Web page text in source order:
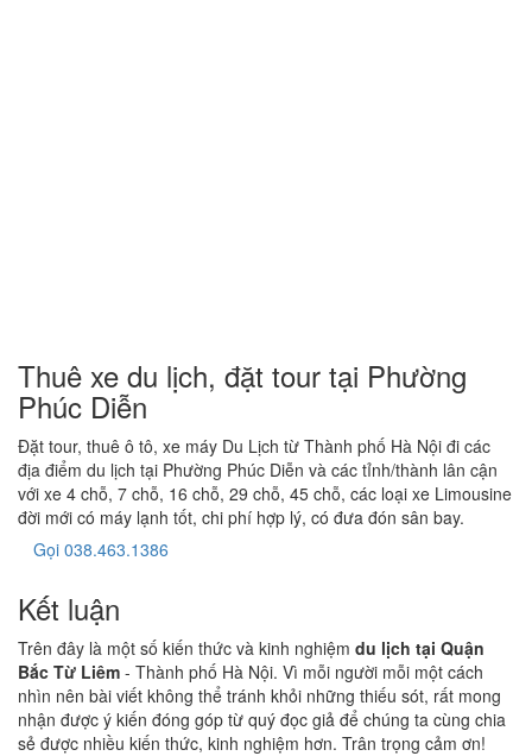
Thuê xe du lịch, đặt tour tại Phường
Phúc Diễn
Đặt tour, thuê ô tô, xe máy Du Lịch từ Thành phố Hà Nội đi các
địa điểm du lịch tại Phường Phúc Diễn và các tỉnh/thành lân cận
với xe 4 chỗ, 7 chỗ, 16 chỗ, 29 chỗ, 45 chỗ, các loại xe Limousine
đời mới có máy lạnh tốt, chi phí hợp lý, có đưa đón sân bay.
Gọi 038.463.1386
Kết luận
Trên đây là một số kiến thức và kinh nghiệm du lịch tại Quận
Bắc Từ Liêm - Thành phố Hà Nội. Vì mỗi người mỗi một cách
nhìn nên bài viết không thể tránh khỏi những thiếu sót, rất mong
nhận được ý kiến đóng góp từ quý đọc giả để chúng ta cùng chia
sẻ được nhiều kiến thức, kinh nghiệm hơn. Trân trọng cảm ơn!